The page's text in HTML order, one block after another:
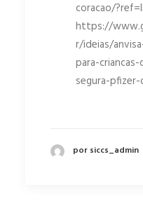
coracao/
https://
r/ideias/
para-
segura-
por siccs_admin